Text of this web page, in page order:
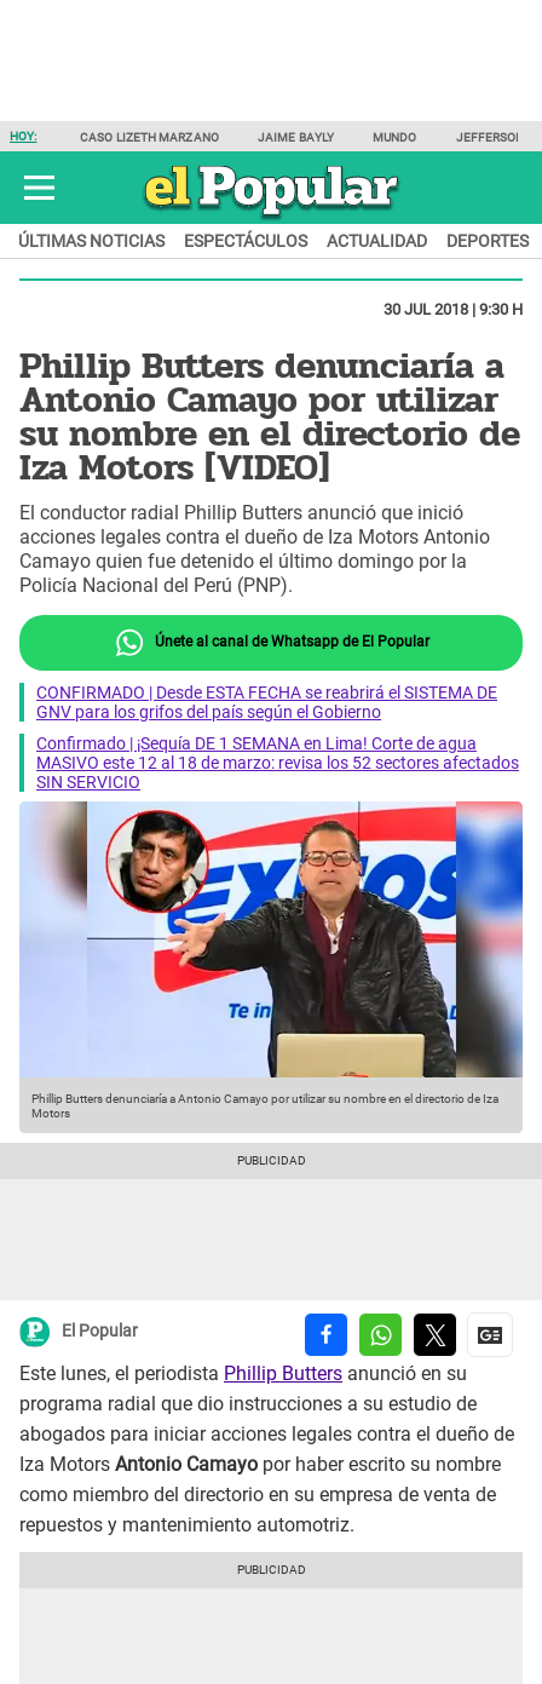
HOY: CASO LIZETH MARZANO JAIME BAYLY MUNDO JEFFERSON
ÚLTIMAS NOTICIAS ESPECTÁCULOS ACTUALIDAD DEPORTES
30 JUL 2018 | 9:30 H
Phillip Butters denunciaría a
Antonio Camayo por utilizar
su nombre en el directorio de
Iza Motors [VIDEO]
El conductor radial Phillip Butters anunció que inició
acciones legales contra el dueño de Iza Motors Antonio
Camayo quien fue detenido el último domingo por la
Policía Nacional del Perú (PNP).
Únete al canal de Whatsapp de El Popular
CONFIRMADO | Desde ESTA FECHA se reabrirá el SISTEMA DE
GNV para los grifos del país según el Gobierno
Confirmado | ¡Sequía DE 1 SEMANA en Lima! Corte de agua
MASIVO este 12 al 18 de marzo: revisa los 52 sectores afectados
SIN SERVICIO
Phillip Butters denunciaría a Antonio Camayo por utilizar su nombre en el directorio de Iza
Motors
El Popular
Este lunes, el periodista Phillip Butters anunció en su
programa radial que dio instrucciones a su estudio de
abogados para iniciar acciones legales contra el dueño de
Iza Motors Antonio Camayo por haber escrito su nombre
como miembro del directorio en su empresa de venta de
repuestos y mantenimiento automotriz.